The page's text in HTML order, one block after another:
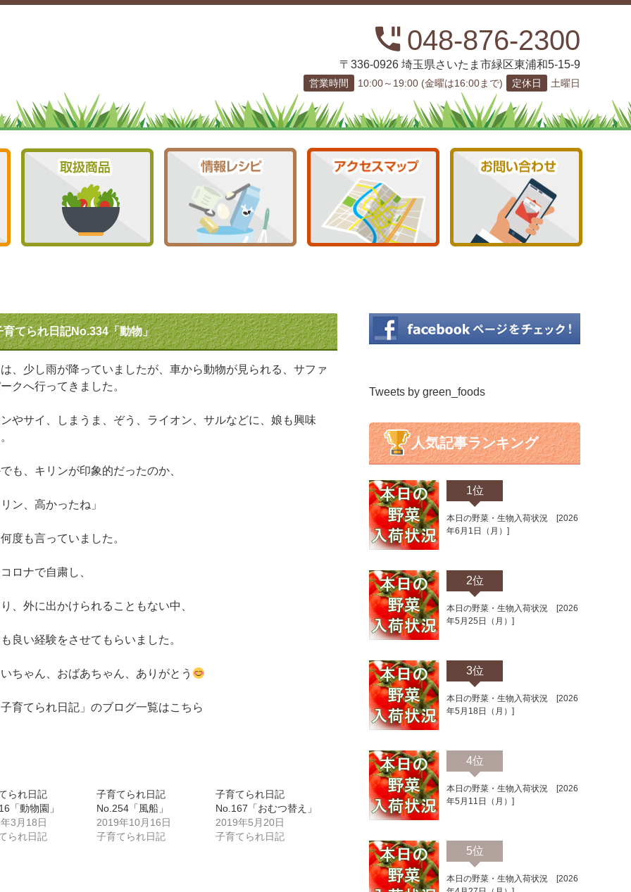
048-876-2300
〒336-0926 埼玉県さいたま市緑区東浦和5-15-9
営業時間 10:00～19:00 (金曜は16:00まで) 定休日 土曜日
育てられ日記No.334「動物」
、少し雨が降っていましたが、車から動物が見られる、サファ
クへ行ってきました。
やサイ、しまうま、ぞう、ライオン、サルなどに、娘も興味
も、キリンが印象的だったのか、
ン、高かったね」
度も言っていました。
ロナで自粛し、
、外に出かけられることもない中、
良い経験をさせてもらいました。
ちゃん、おばあちゃん、ありがとう
育てられ日記」のブログ一覧はこちら
られ日記
「動物園」
3月18日
られ日記
子育てられ日記
No.254「風船」
2019年10月16日
子育てられ日記
子育てられ日記
No.167「おむつ替え」
2019年5月20日
子育てられ日記
Tweets by green_foods
人気記事ランキング
1位
本日の野菜・生物入荷状況 [2026
年6月1日（月）]
2位
本日の野菜・生物入荷状況 [2026
年5月25日（月）]
3位
本日の野菜・生物入荷状況 [2026
年5月18日（月）]
4位
本日の野菜・生物入荷状況 [2026
年5月11日（月）]
5位
本日の野菜・生物入荷状況 [2026